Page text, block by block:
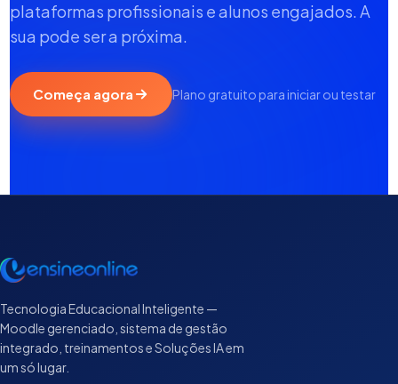
plataformas profissionais e alunos engajados. A
sua pode ser a próxima.
Começa agora Plano gratuito para iniciar ou testar
Tecnologia Educacional Inteligente —
Moodle gerenciado, sistema de gestão
integrado, treinamentos e Soluções IA em
um só lugar.